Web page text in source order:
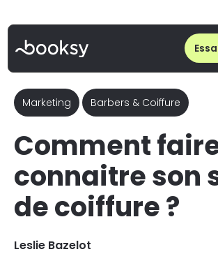
Marketing Barbers & Coiffure
Comment
connaitre son
de coiffure ?
Leslie Bazelot